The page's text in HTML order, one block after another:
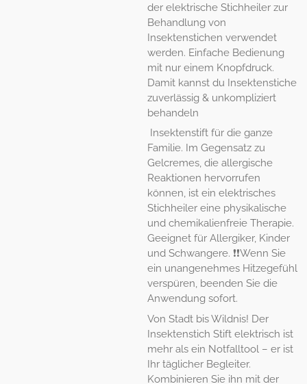
der elektrische Stichheiler zur
Behandlung von
Insektenstichen verwendet
werden. Einfache Bedienung
mit nur einem Knopfdruck.
Damit kannst du Insektenstiche
zuverlässig & unkompliziert
behandeln
Insektenstift für die ganze
Familie. Im Gegensatz zu
Gelcremes, die allergische
Reaktionen hervorrufen
können, ist ein elektrisches
Stichheiler eine physikalische
und chemikalienfreie Therapie.
Geeignet für Allergiker, Kinder
und Schwangere. ❗❗Wenn Sie
ein unangenehmes Hitzegefühl
verspüren, beenden Sie die
Anwendung sofort.
Von Stadt bis Wildnis! Der
Insektenstich Stift elektrisch ist
mehr als ein Notfalltool – er ist
Ihr täglicher Begleiter.
Kombinieren Sie ihn mit der